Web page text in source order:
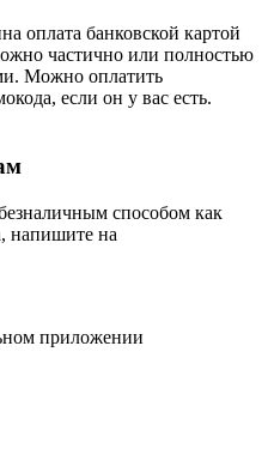
оплата банковской картой
частично или полностью
Можно оплатить
если он у вас есть.
способом как
напишите на
приложении